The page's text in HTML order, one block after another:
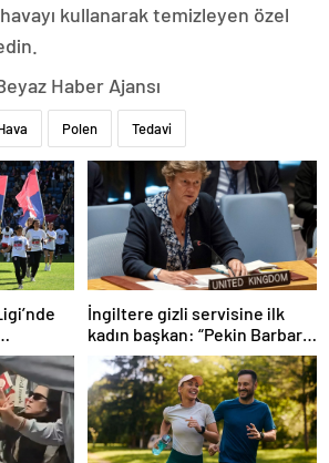
kullanarak temizleyen özel
Haber Ajansı
Polen Tedavi
İngiltere gizli servisine ilk
kadın başkan: “Pekin Barbara”
favori aday